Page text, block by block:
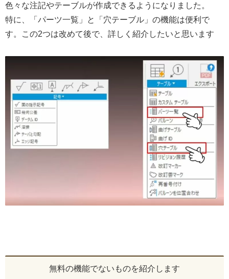
色々な注記やテーブルが作成できるようになりました。
特に、「パーツ一覧」と「穴テーブル」の機能は便利で
す。この2つは改めて後で、詳しく紹介したいと思います
無料の機能でないものを紹介します